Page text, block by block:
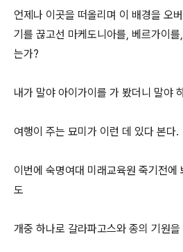
언제나 이곳을 떠올리며 이 배경을 오
기를 끊고선 마케도니아를, 베르가이
는가?
내가 말야 아이가이를 가 봤더니 말야
여행이 주는 묘미가 이런 데 있다 본다.
이번에 숙명여대 미래교육원 죽기전에
도
개중 하나로 갈라파고스와 종의 기원을